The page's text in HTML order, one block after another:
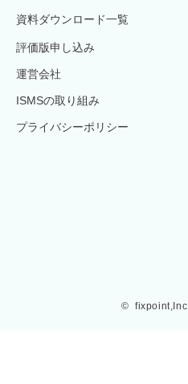
資料ダウンロード一覧
評価版申し込み
運営会社
ISMSの取り組み
プライバシーポリシー
©  fixpoint,Inc.